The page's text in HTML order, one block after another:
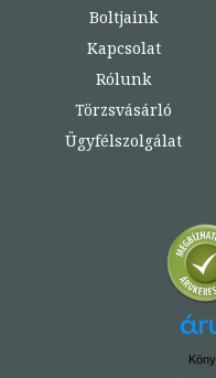
Boltjaink
Kapcsolat
Rólunk
Törzsvásárló
Ügyfélszolgálat